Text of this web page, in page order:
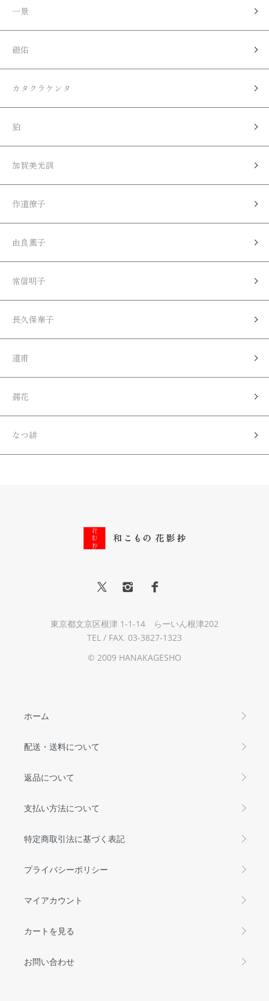
一景
磁佑
カタクラケンタ
狛
加賀美光訓
作道僚子
由良薫子
常信明子
長久保華子
道甫
孺花
なつ緋
東京都文京区根津 1-1-14 らーいん根津202
TEL / FAX. 03-3827-1323
© 2009 HANAKAGESHO
ホーム
配送・送料について
返品について
支払い方法について
特定商取引法に基づく表記
プライバシーポリシー
マイアカウント
カートを見る
お問い合わせ